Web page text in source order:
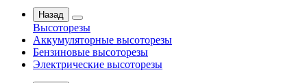
Назад
Высоторезы
Аккумуляторные высоторезы
Бензиновые высоторезы
Электрические высоторезы